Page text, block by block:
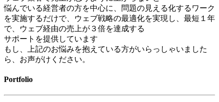
悩んでいる経営者の方を中心に、問題の見える化するワーク
を実施するだけで、ウェブ戦略の最適化を実現し、最短１年
で、ウェブ経由の売上が３倍を達成する
サポートを提供しています
もし、上記のお悩みを抱えている方がいらっしゃいました
ら、お声がけください。
Portfolio